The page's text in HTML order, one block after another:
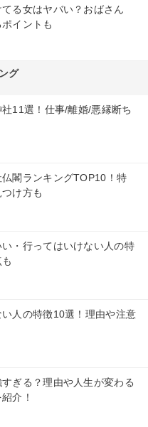
る女はヤバい？おばさん
イントも
グ
社11選！仕事/離婚/悪縁断ち
閣ランキングTOP10！特
け方も
・行ってはいけない人の特
人の特徴10選！理由や注意
ぎる？理由や人生が変わる
介！